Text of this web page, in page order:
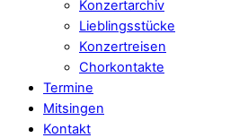
Konzertarchiv
Lieblingsstücke
Konzertreisen
Chorkontakte
Termine
Mitsingen
Kontakt